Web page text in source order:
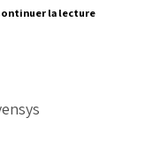
la lecture